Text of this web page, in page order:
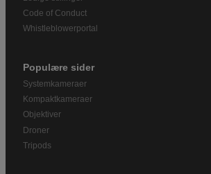
Code of Conduct
Whistleblowerportal
Populære sider
Systemkameraer
Kompaktkameraer
Objektiver
Droner
Tripods